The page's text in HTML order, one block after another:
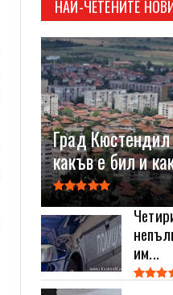
НАЙ-ЧЕТЕНИТЕ
Град
какъв е бил и
им...